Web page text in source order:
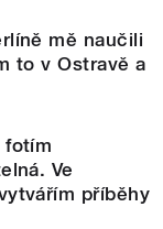
mě naučili
to v Ostravě a
fotím
Ve
příběhy